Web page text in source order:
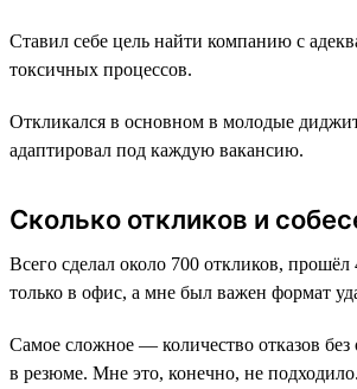
Ставил себе цель найти компанию с
токсичных процессов.
Откликался в основном в молодые
адаптировал под каждую вакансию.
Сколько откликов и
Всего сделал около 700 откликов,
только в офис, а мне был важен формат
Самое сложное — количество отказов
в резюме. Мне это, конечно, не